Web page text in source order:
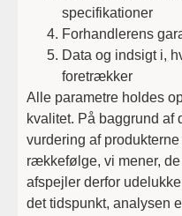
specifikationer
Forhandlerens
Data og indsigt i,
foretrækker
Alle parametre holdes
kvalitet. På baggrund af
vurdering af
rækkefølge, vi mener,
afspejler derfor
det tidspunkt, analysen